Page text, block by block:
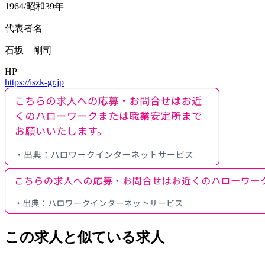
1964/昭和39年
代表者名
石坂 剛司
HP
https://iszk-gr.jp
この求人と似ている求人